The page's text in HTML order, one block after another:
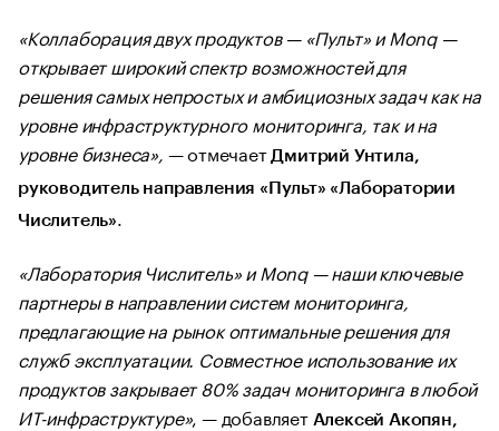
«Коллаборация двух продуктов — «Пульт» и Monq —
открывает широкий спектр возможностей для
решения самых непростых и амбициозных задач как на
уровне инфраструктурного мониторинга, так и на
уровне бизнеса», — отмечаетДмитрий Унтила,
руководитель направления «Пульт» «Лаборатории
Числитель».
«Лаборатория Числитель» и Monq — наши ключевые
партнеры в направлении систем мониторинга,
предлагающие на рынок оптимальные решения для
служб эксплуатации. Совместное использование их
продуктов закрывает 80% задач мониторинга в любой
ИТ-инфраструктуре», — добавляетАлексей Акопян,